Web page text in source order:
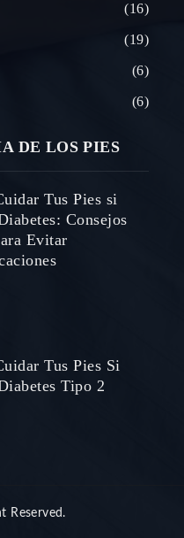
16
19
6
6
DE LOS PIES
Tus Pies si
Consejos
Evitar
Tus Pies Si
Tipo 2
Reserved.